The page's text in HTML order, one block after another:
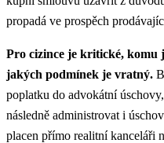
propadá ve prospěch
Pro cizince je kritické, komu
jakých podmínek je vratný.
poplatku do advokátní
následně administrovat i
placen přímo realitní kanceláři